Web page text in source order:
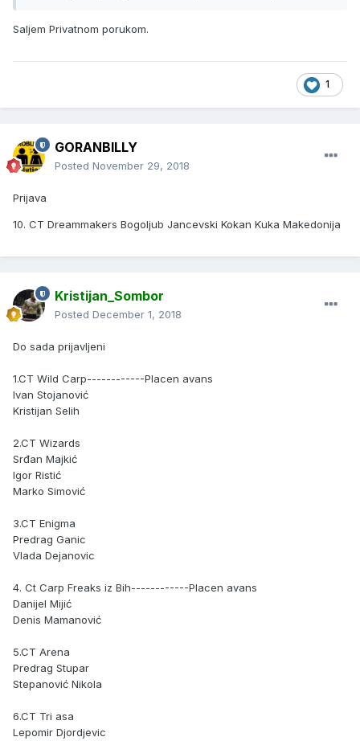
Saljem Privatnom porukom.
1
GORANBILLY
Posted November 29, 2018
Prijava
10. CT Dreammakers Bogoljub Jancevski Kokan Kuka Makedonija
Kristijan_Sombor
Posted December 1, 2018
Do sada prijavljeni
1.CT Wild Carp------------Placen avans
Ivan Stojanović
Kristijan Selih
2.CT Wizards
Srđan Majkić
Igor Ristić
Marko Simović
3.CT Enigma
Predrag Ganic
Vlada Dejanovic
4. Ct Carp Freaks iz Bih------------Placen avans
Danijel Mijić
Denis Mamanović
5.CT Arena
Predrag Stupar
Stepanović Nikola
6.CT Tri asa
Lepomir Djordjevic